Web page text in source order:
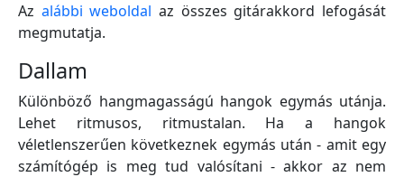
Az alábbi weboldalaz összes gitárakkord lefogását
megmutatja.
Dallam
Különböző hangmagasságú hangok egymás utánja.
Lehet ritmusos, ritmustalan. Ha a hangok
véletlenszerűen következnek egymás után - amit egy
számítógép is meg tud valósítani - akkor az nem